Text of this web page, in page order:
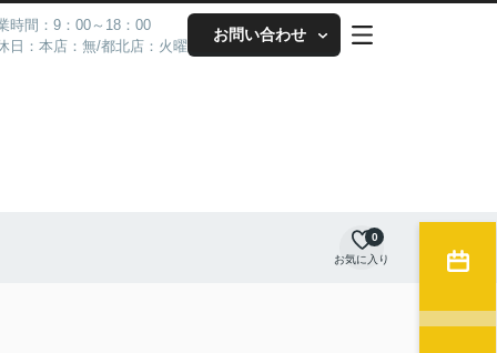
時間：9：00～18：00
日：本店：無/都北店：火曜
お問い合わせ
お気に入り
0